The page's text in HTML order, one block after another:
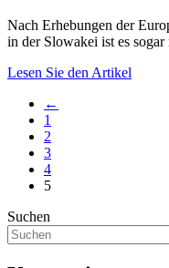
Nach Erhebungen der
in der Slowakei ist es
Lesen Sie den Artikel
←
1
2
3
4
5
Suchen